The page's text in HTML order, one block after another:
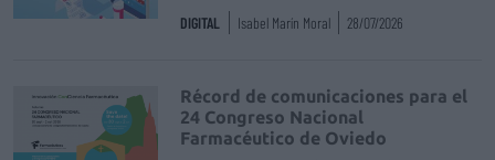
DIGITAL Isabel Marín Moral 28/07/2026
Récord de comunicaciones para el
24 Congreso Nacional
Farmacéutico de Oviedo